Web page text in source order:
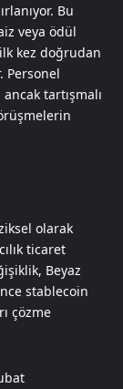
Bu
veya ödül
kez doğrudan
Personel
tartışmalı
olarak
ticaret
Beyaz
stablecoin
çözme